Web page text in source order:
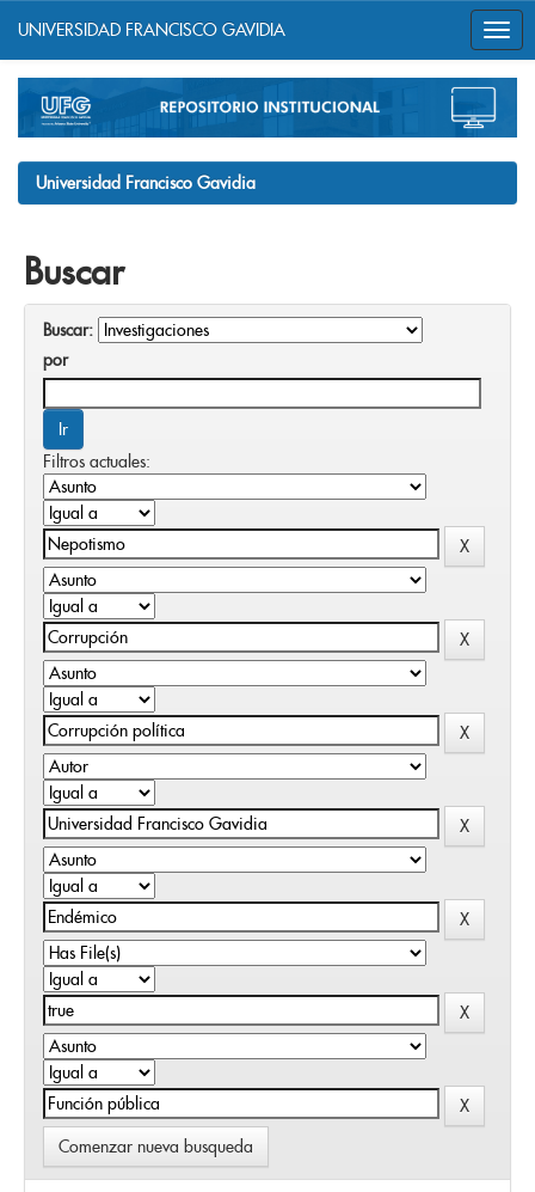
navigation
UNIVERSIDAD FRANCISCO GAVIDIA
Universidad Francisco Gavidia
Buscar
Buscar:
por
Filtros actuales:
Comenzar nueva busqueda